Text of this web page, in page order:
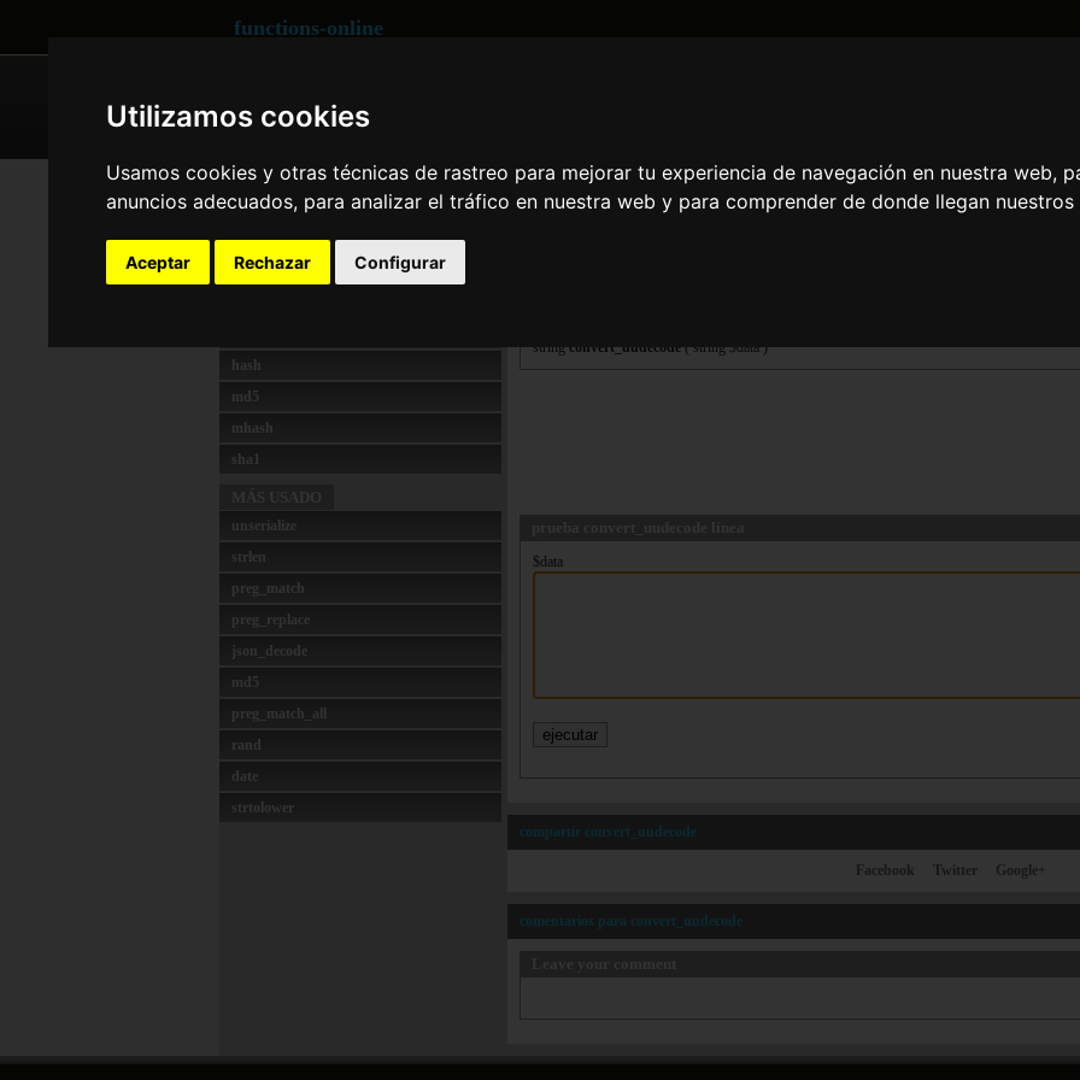
Utilizamos cookies
Usamos cookies y otras técnicas de rastreo para mejorar tu experiencia de navegación en nuestra web,
anuncios adecuados, para analizar el tráfico en nuestra web y para comprender de donde llegan
Aceptar Rechazar Configurar
functions-online
ARRAY
CRYPTOGRAPHY
convert_uudecode
convert_uuencode
crc32
hash
md5
mhash
sha1
unserialize
strlen
preg_match
preg_replace
json_decode
md5
preg_match_all
rand
date
strtolower
de en es
convert_uudecode
stringconvert_uudecode( string $data )
$data
compartir convert_uudecode
Facebook Twitter Google+
comentarios para convert_uudecode